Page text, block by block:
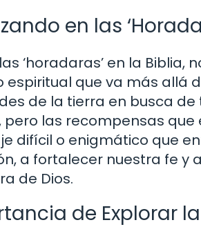
en las
‘horadaras’ en la
espiritual que va más allá
de la tierra en busca
pero las recompensas
difícil o enigmático que
a fortalecer nuestra fe y
de Dios.
de Explorar